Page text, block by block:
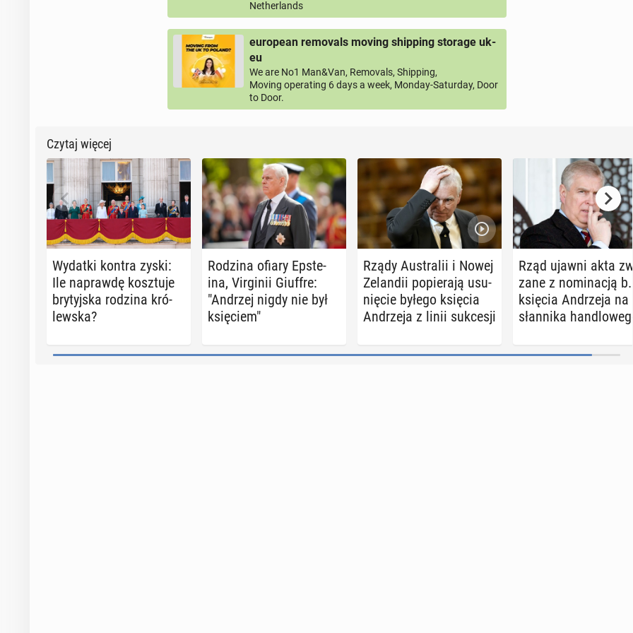
Netherlands
european removals moving shipping storage uk-
eu
We are No1 Man&Van, Removals, Shipping,
Moving operating 6 days a week, Monday-Saturday, Door
to Door.
Czytaj więcej
Wydatki kontra zyski:
Ile na­praw­dę kosz­tu­je
bry­tyj­ska rodzina kró­
lew­ska?
Rodzina ofiary Ep­ste­
ina, Vir­gi­nii Giuffre:
"Andrzej nigdy nie był
księ­ciem"
Rządy Au­stra­lii i Nowej
Ze­lan­dii po­pie­ra­ją usu­
nię­cie byłego księcia
An­drze­ja z linii suk­ce­sji
Rząd ujawni akta
za­ne z no­mi­na­cją b.
księcia An­drze­ja na
słan­ni­ka han­dlo­we­go